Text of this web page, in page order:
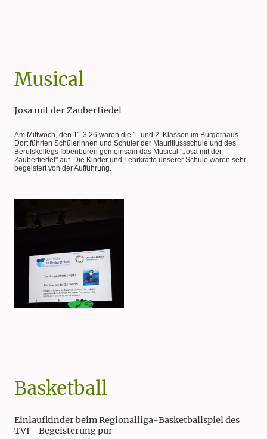
Musical
Josa mit der Zauberfiedel
Am Mittwoch, den 11.3.26 waren die 1. und 2. Klassen im Bürgerhaus.
Dort führten Schülerinnen und Schüler der Mauritiussschule und des
Berufskollegs Ibbenbüren gemeinsam das Musical "Josa mit der
Zauberfiedel" auf. Die Kinder und Lehrkräfte unserer Schule waren sehr
begeistert von der Aufführung.
Basketball
Einlaufkinder beim Regionalliga-Basketballspiel des
TVI - Begeisterung pur